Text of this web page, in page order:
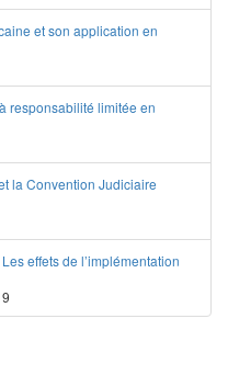
et son application en
responsabilité limitée en
la Convention Judiciaire
effets de l’implémentation